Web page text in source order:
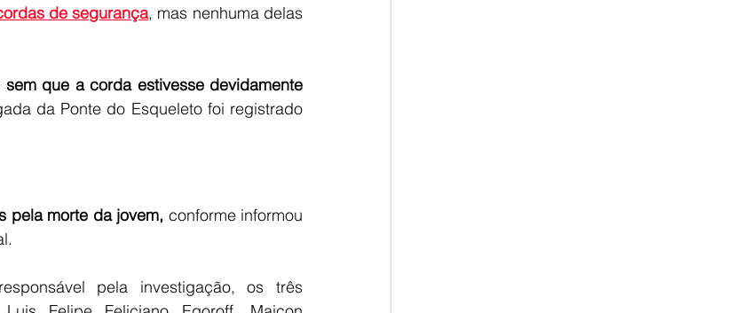
de segurança, mas nenhuma delas
que a corda estivesse devidamente
da Ponte do Esqueleto foi registrado
pela morte da jovem, conforme informou
pela investigação, os três